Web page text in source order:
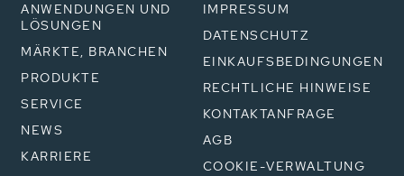
ANWENDUNGEN UND
LÖSUNGEN
MÄRKTE, BRANCHEN
PRODUKTE
SERVICE
NEWS
KARRIERE
IMPRESSUM
DATENSCHUTZ
EINKAUFSBEDINGUNGEN
RECHTLICHE HINWEISE
KONTAKTANFRAGE
AGB
COOKIE-VERWALTUNG